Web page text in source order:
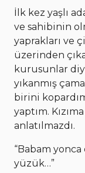
İlk kez yaşlı
ve sahibinin
yaprakları ve
üzerinden
kurusunlar
yıkanmış
birini
yaptım.
anlatılmazdı.
“Babam
yüzük…”